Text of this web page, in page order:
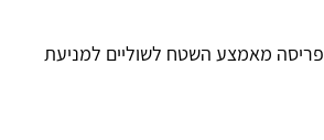
פריסה מאמצע השטח לשוליים למניעת